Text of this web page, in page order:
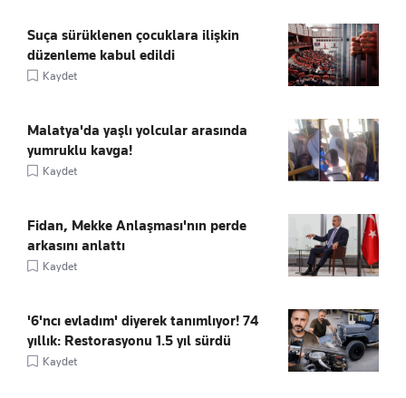
Suça sürüklenen çocuklara ilişkin
düzenleme kabul edildi
Kaydet
Malatya'da yaşlı yolcular arasında
yumruklu kavga!
Kaydet
Fidan, Mekke Anlaşması'nın perde
arkasını anlattı
Kaydet
'6'ncı evladım' diyerek tanımlıyor! 74
yıllık: Restorasyonu 1.5 yıl sürdü
Kaydet